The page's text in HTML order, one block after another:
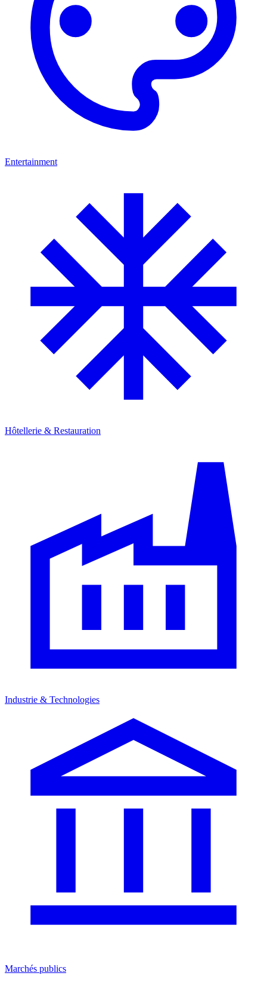
Entertainment
Hôtellerie & Restauration
Industrie & Technologies
Marchés publics